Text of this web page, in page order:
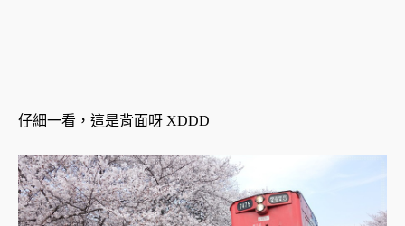
仔細一看，這是背面呀 XDDD